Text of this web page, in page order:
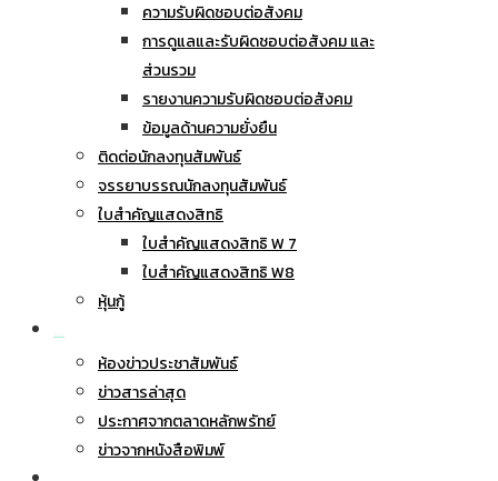
ความรับผิดชอบต่อสังคม
การดูแลและรับผิดชอบต่อสังคม และ
ส่วนรวม
รายงานความรับผิดชอบต่อสังคม
ข้อมูลด้านความยั่งยืน
ติดต่อนักลงทุนสัมพันธ์
จรรยาบรรณนักลงทุนสัมพันธ์
ใบสำคัญแสดงสิทธิ
ใบสำคัญแสดงสิทธิ W 7
ใบสำคัญแสดงสิทธิ W8
หุ้นกู้
ห้องข่าวประชาสัมพันธ์
ข่าวสารล่าสุด
ประกาศจากตลาดหลักพรัทย์
ข่าวจากหนังสือพิมพ์